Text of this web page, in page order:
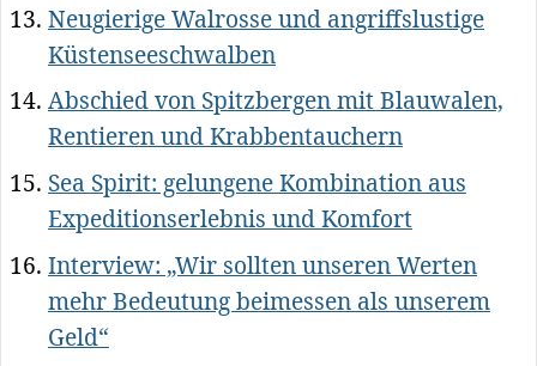
Neugierige Walrosse und angriffslustige
Küstenseeschwalben
Abschied von Spitzbergen mit Blauwalen,
Rentieren und Krabbentauchern
Sea Spirit: gelungene Kombination aus
Expeditionserlebnis und Komfort
Interview: „Wir sollten unseren Werten
mehr Bedeutung beimessen als unserem
Geld“